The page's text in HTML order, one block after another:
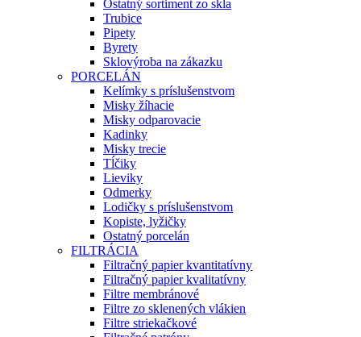
Ostatný sortiment zo skla
Trubice
Pipety
Byrety
Sklovýroba na zákazku
PORCELÁN
Kelímky s príslušenstvom
Misky žíhacie
Misky odparovacie
Kadinky
Misky trecie
Tĺčiky
Lieviky
Odmerky
Lodičky s príslušenstvom
Kopiste, lyžičky
Ostatný porcelán
FILTRÁCIA
Filtračný papier kvantitatívny
Filtračný papier kvalitatívny
Filtre membránové
Filtre zo sklenených vlákien
Filtre striekačkové